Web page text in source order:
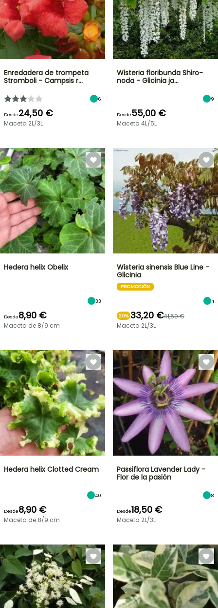
Enredadera de trompeta
Stromboli - Campsis r…
6
Desde24,50 €
Maceta 2L/3L
Wisteria floribunda Shiro-
noda - Glicinia ja…
9
Desde55,00 €
Maceta 4L/5L
Hedera helix Obelix
33
Desde8,90 €
Maceta de 8/9 cm
Wisteria sinensis Blue Line -
Glicinia
PROMOCIÓN
4
20% 33,20 €41,50 €
Maceta 2L/3L
Hedera helix Clotted Cream
40
Desde8,90 €
Maceta de 8/9 cm
Passiflora Lavender Lady -
Flor de la pasión
8
Desde18,50 €
Maceta 2L/3L